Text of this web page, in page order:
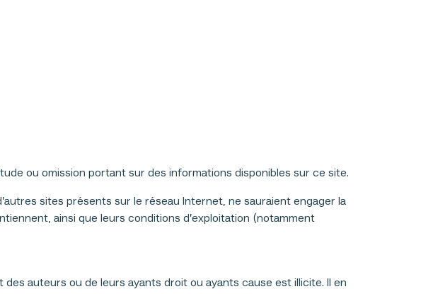
ou omission portant sur des informations disponibles sur ce site.
sites présents sur le réseau Internet, ne sauraient engager la
ainsi que leurs conditions d’exploitation (notamment
auteurs ou de leurs ayants droit ou ayants cause est illicite. Il en